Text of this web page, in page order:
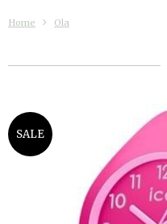
Home Ola
SALE